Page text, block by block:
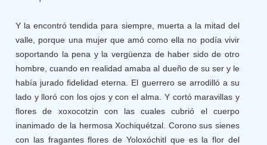
Y la encontró tendida para siempre, muerta a la mitad del
valle, porque una mujer que amó como ella no podía vivir
soportando la pena y la vergüenza de haber sido de otro
hombre, cuando en realidad amaba al dueño de su ser y le
había jurado fidelidad eterna. El guerrero se arrodilló a su
lado y lloró con los ojos y con el alma. Y cortó maravillas y
flores de xoxocotzin con las cuales cubrió el cuerpo
inanimado de la hermosa Xochiquétzal. Corono sus sienes
con las fragantes flores de Yoloxóchitl que es la flor del